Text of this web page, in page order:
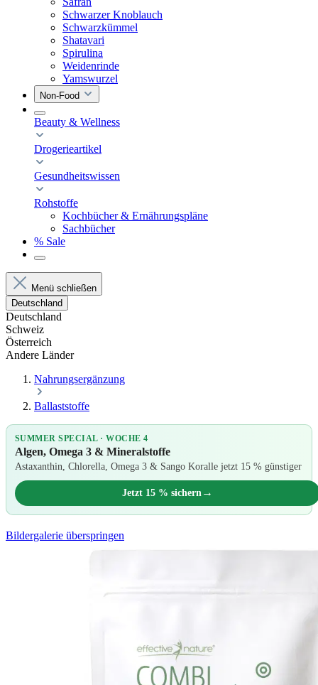
Schwarzer Knoblauch
Schwarzkümmel
Shatavari
Spirulina
Weidenrinde
Yamswurzel
Non-Food
Beauty & Wellness
Drogerieartikel
Gesundheitswissen
Rohstoffe
Kochbücher & Ernährungspläne
Sachbücher
% Sale
Menü schließen
Deutschland
Deutschland
Schweiz
Österreich
Andere Länder
Nahrungsergänzung
Ballaststoffe
SUMMER SPECIAL · WOCHE 4
Algen, Omega 3 & Mineralstoffe
Astaxanthin, Chlorella, Omega 3 & Sango Koralle jetzt 15 % günstiger
Jetzt 15 % sichern →
Bildergalerie überspringen